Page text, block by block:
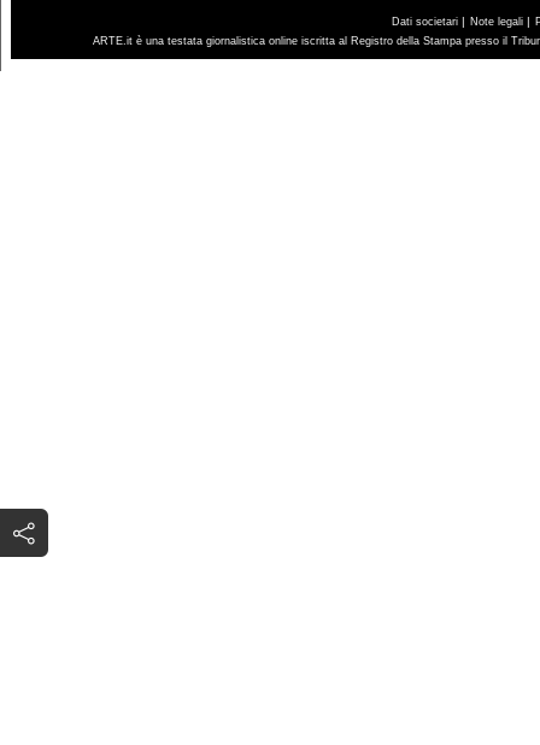
Dati societari Note legali
ARTE.it è una testata giornalistica online iscritta al Registro della Stampa presso il